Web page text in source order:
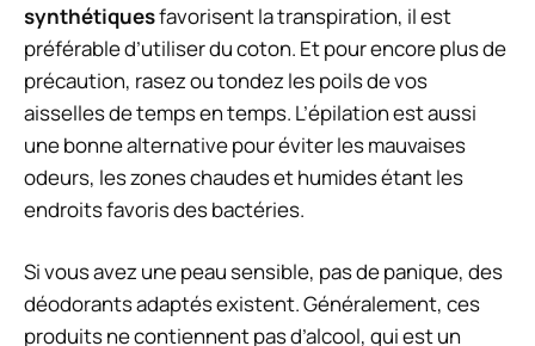
synthétiquesfavorisent la transpiration, il est
préférable d’utiliser du coton. Et pour encore plus de
précaution, rasez ou tondez les poils de vos
aisselles de temps en temps. L’épilation est aussi
une bonne alternative pour éviter les mauvaises
odeurs, les zones chaudes et humides étant les
endroits favoris des bactéries.
Si vous avez une peau sensible, pas de panique, des
déodorants adaptés existent. Généralement, ces
produits ne contiennent pas d’alcool, qui est un